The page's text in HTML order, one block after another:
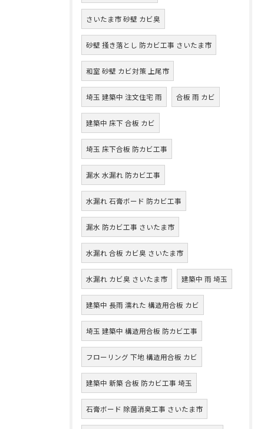
さいたま市 砂壁 カビ臭
砂壁 掻き落とし 防カビ工事 さいたま市
和室 砂壁 カビ対策 上尾市
埼玉 建築中 注文住宅 雨 合板 雨 カビ
建築中 床下 合板 カビ
埼玉 床下合板 防カビ工事
漏水 水漏れ 防カビ工事
水漏れ 石膏ボード 防カビ工事
漏水 防カビ工事 さいたま市
水漏れ 合板 カビ臭 さいたま市
水漏れ カビ臭 さいたま市 建築中 雨 埼玉
建築中 長雨 濡れた 構造用合板 カビ
埼玉 建築中 構造用合板 防カビ工事
フローリング 下地 構造用合板 カビ
建築中 新築 合板 防カビ工事 埼玉
石膏ボード 除菌消臭工事 さいたま市